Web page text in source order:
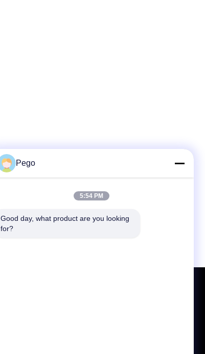
Pego
5:54 PM
Good day, what product are you looking
for?